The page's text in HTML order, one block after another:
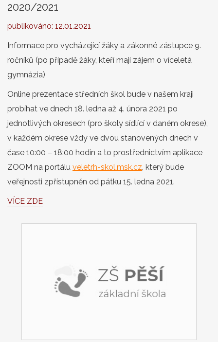
2020/2021
publikováno: 12.01.2021
Informace pro vycházející žáky a zákonné zástupce 9.
ročníků (po případě žáky, kteří mají zájem o víceletá
gymnázia)
Online prezentace středních škol bude v našem kraji
probíhat ve dnech 18. ledna až 4. února 2021 po
jednotlivých okresech (pro školy sídlící v daném okrese),
v každém okrese vždy ve dvou stanovených dnech v
čase 10:00 – 18:00 hodin a to prostřednictvím aplikace
ZOOM na portálu veletrh-skol.msk.cz, který bude
veřejnosti zpřístupněn od pátku 15. ledna 2021.
VÍCE ZDE